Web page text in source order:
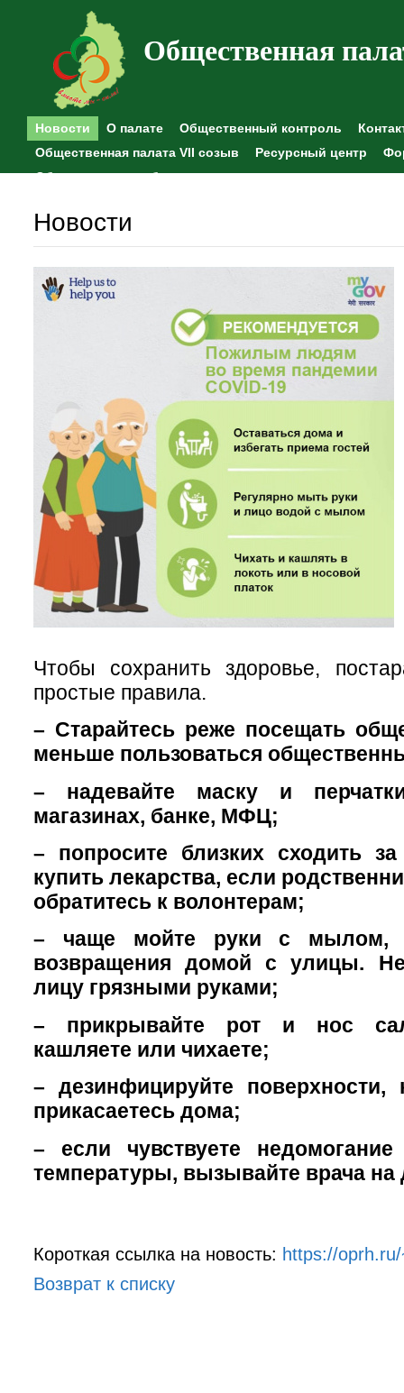
Общественная
Новости О палате Общественный контроль
Общественная палата VII созыв
Ресурсный центр
Общественные наблюдения
Новости
Чтобы сохранить здоровье,
простые правила.
– Старайтесь реже посещать
меньше пользоваться
– надевайте маску и
магазинах, банке, МФЦ;
– попросите близких сходить
купить лекарства, если
обратитесь к волонтерам;
– чаще мойте руки с мылом,
возвращения домой с улицы. Не
лицу грязными руками;
– прикрывайте рот и нос
кашляете или чихаете;
– дезинфицируйте поверхности,
прикасаетесь дома;
– если чувствуете
температуры, вызывайте врача на
Короткая ссылка на новость: https://
Возврат к списку